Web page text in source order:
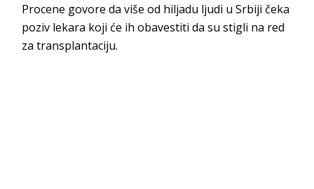
Procene govore da više od hiljadu ljudi u Srbiji čeka
poziv lekara koji će ih obavestiti da su stigli na red
za transplantaciju.